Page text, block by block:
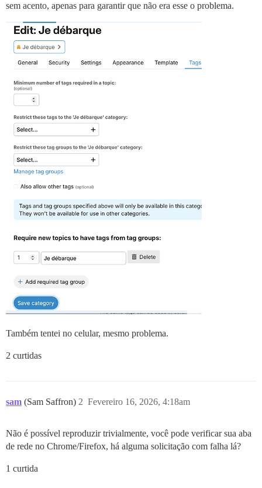
sem acento, apenas para garantir que não era esse o problema.
Também tentei no celular, mesmo problema.
2 curtidas
sam (Sam Saffron) Fevereiro 16, 2026, 4:18am
2
Não é possível reproduzir trivialmente, você pode verificar sua aba
de rede no Chrome/Firefox, há alguma solicitação com falha lá?
1 curtida